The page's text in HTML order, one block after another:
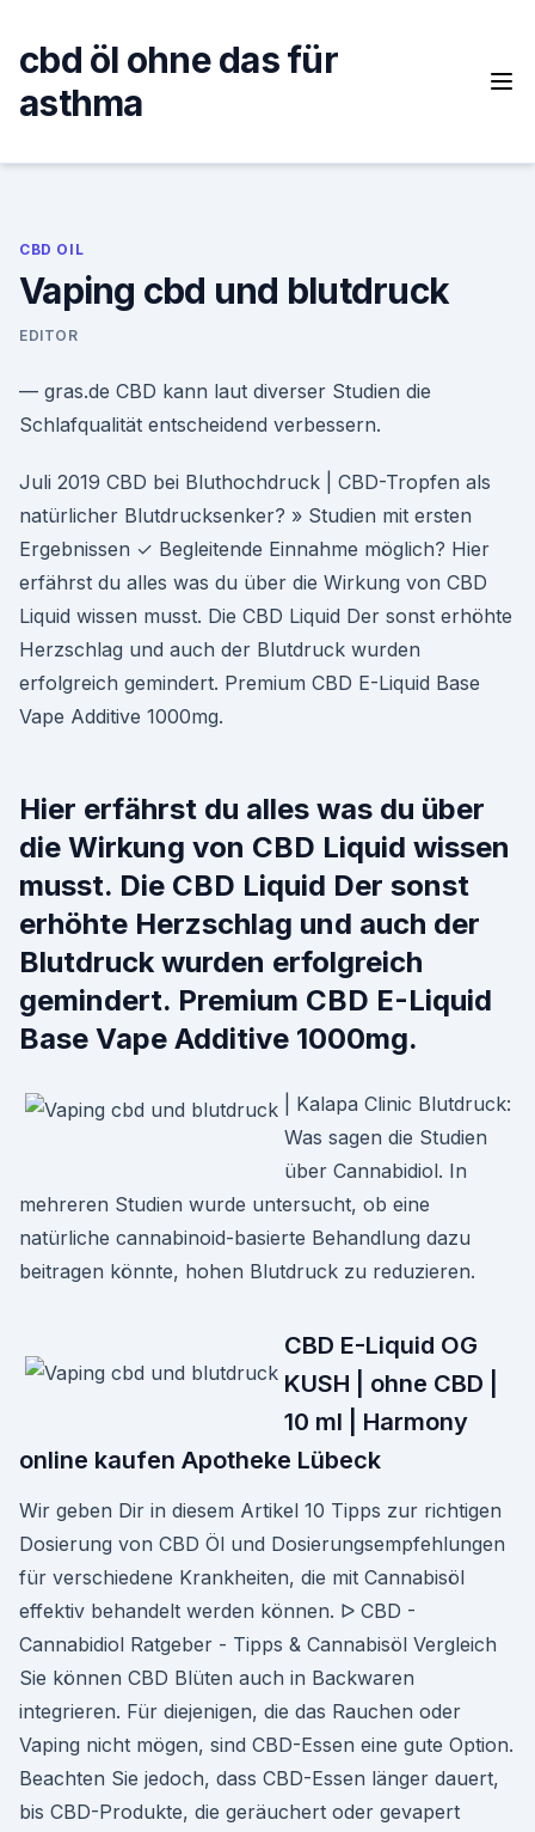
content
cbd öl ohne das für
asthma
CBD OIL
Vaping cbd und blutdruck
EDITOR
— gras.de CBD kann laut diverser Studien die
Schlafqualität entscheidend verbessern.
Juli 2019 CBD bei Bluthochdruck | CBD-Tropfen als
natürlicher Blutdrucksenker? » Studien mit ersten
Ergebnissen ✓ Begleitende Einnahme möglich? Hier
erfährst du alles was du über die Wirkung von CBD
Liquid wissen musst. Die CBD Liquid Der sonst erhöhte
Herzschlag und auch der Blutdruck wurden
erfolgreich gemindert. Premium CBD E-Liquid Base
Vape Additive 1000mg.
Hier erfährst du alles was du über
die Wirkung von CBD Liquid wissen
musst. Die CBD Liquid Der sonst
erhöhte Herzschlag und auch der
Blutdruck wurden erfolgreich
gemindert. Premium CBD E-Liquid
Base Vape Additive 1000mg.
| Kalapa Clinic Blutdruck:
Was sagen die Studien
über Cannabidiol. In
mehreren Studien wurde untersucht, ob eine
natürliche cannabinoid-basierte Behandlung dazu
beitragen könnte, hohen Blutdruck zu reduzieren.
CBD E-Liquid OG
KUSH | ohne CBD |
10 ml | Harmony
online kaufen Apotheke Lübeck
Wir geben Dir in diesem Artikel 10 Tipps zur richtigen
Dosierung von CBD Öl und Dosierungsempfehlungen
für verschiedene Krankheiten, die mit Cannabisöl
effektiv behandelt werden können. ᐅ CBD -
Cannabidiol Ratgeber - Tipps & Cannabisöl Vergleich
Sie können CBD Blüten auch in Backwaren
integrieren. Für diejenigen, die das Rauchen oder
Vaping nicht mögen, sind CBD-Essen eine gute Option.
Beachten Sie jedoch, dass CBD-Essen länger dauert,
bis CBD-Produkte, die geräuchert oder gevapert